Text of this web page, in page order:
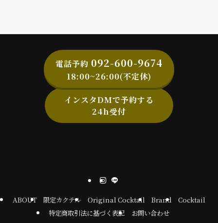
電話予約 092-600-9674
18:00~26:00(不定休)
インスタDMで予約する
24h受付
ABOUT 限定カクテル Original Cocktail Brand
Cocktail
特定商取引法に基づく表記
お問い合わせ